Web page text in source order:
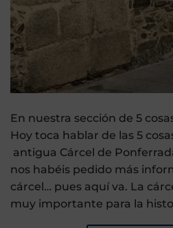
En nuestra sección de 5
Hoy toca hablar de las 5
antigua Cárcel de
nos habéis pedido más
cárcel… pues aquí va. La
muy importante para la